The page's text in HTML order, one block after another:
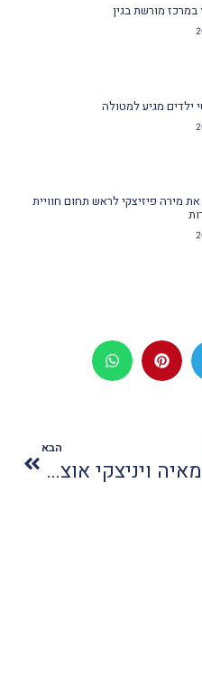
במרכז מורשת בגין
ילדים מגיע למטולה
מירה פיזיצקי לראש תחום חוויית
הבא
מאיה ויניצקי אוצרת המחלקה לעיצוב במוזיאון ת"א